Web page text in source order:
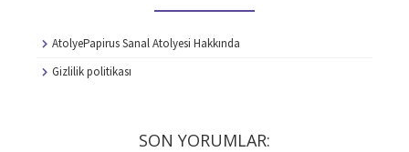
AtolyePapirus Sanal Atolyesi Hakkında
Gizlilik politikası
SON YORUMLAR: